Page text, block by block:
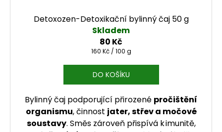
Detoxozen-Detoxikační bylinný čaj 50 g
Skladem
80 Kč
Měrná cena:
160 Kč / 100 g
DO KOŠÍKU
Bylinný čaj podporující přirozené pročištění
organismu, činnost jater, střev a močové
soustavy. Směs zároveň přispívá k imunitě,